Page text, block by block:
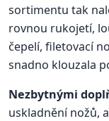
sortimentu tak
rovnou rukojetí,
čepelí, filetovací
snadno klouzala
Nezbytnými
uskladnění nožů,